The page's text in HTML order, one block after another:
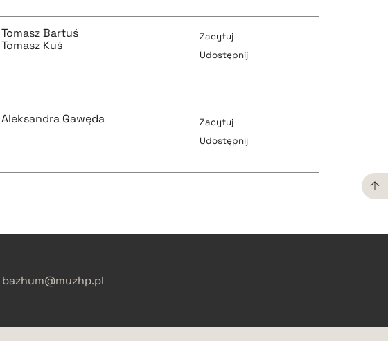
pobierz cytat
pobierz cytat
pobierz cytat
pobierz cytat
Tomasz Bartuś
Tomasz Kuś
Zacytuj
Udostępnij
Aleksandra Gawęda
Zacytuj
Udostępnij
pobierz cytat
bazhum@muzhp.pl